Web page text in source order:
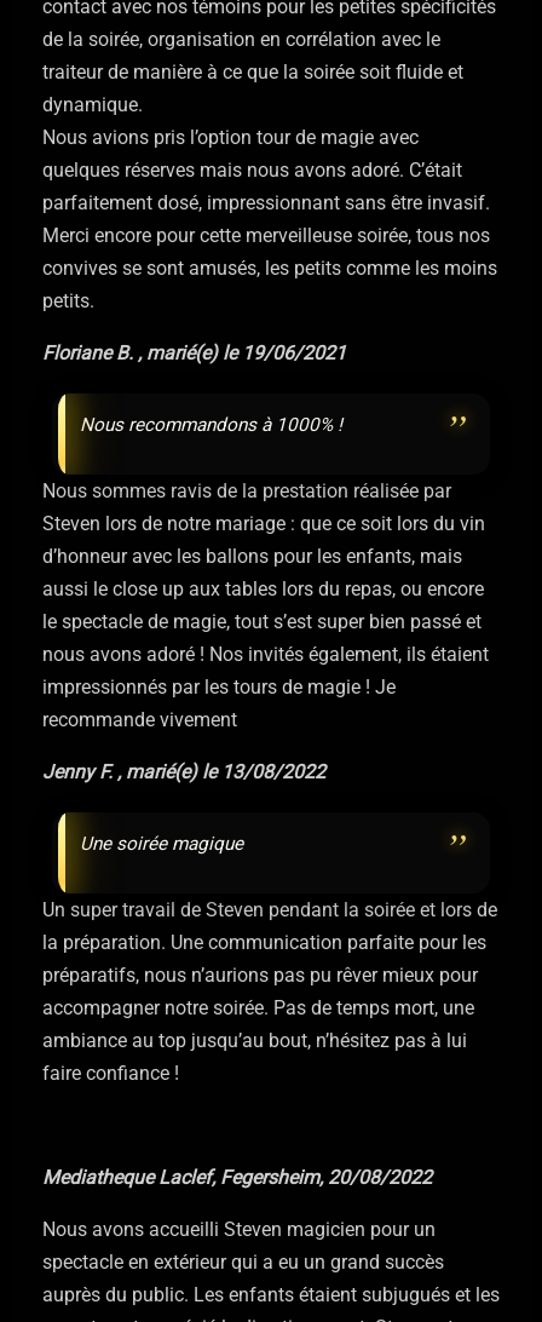
contact avec nos témoins pour les petites spécificités
de la soirée, organisation en corrélation avec le
traiteur de manière à ce que la soirée soit fluide et
dynamique.
Nous avions pris l’option tour de magie avec
quelques réserves mais nous avons adoré. C’était
parfaitement dosé, impressionnant sans être invasif.
Merci encore pour cette merveilleuse soirée, tous nos
convives se sont amusés, les petits comme les moins
petits.
Floriane B. , marié(e) le 19/06/2021
Nous recommandons à 1000% !
Nous sommes ravis de la prestation réalisée par
Steven lors de notre mariage : que ce soit lors du vin
d’honneur avec les ballons pour les enfants, mais
aussi le close up aux tables lors du repas, ou encore
le spectacle de magie, tout s’est super bien passé et
nous avons adoré ! Nos invités également, ils étaient
impressionnés par les tours de magie ! Je
recommande vivement
Jenny F. , marié(e) le 13/08/2022
Une soirée magique
Un super travail de Steven pendant la soirée et lors de
la préparation. Une communication parfaite pour les
préparatifs, nous n’aurions pas pu rêver mieux pour
accompagner notre soirée. Pas de temps mort, une
ambiance au top jusqu’au bout, n’hésitez pas à lui
faire confiance !
Mediatheque Laclef, Fegersheim, 20/08/2022
Nous avons accueilli Steven magicien pour un
spectacle en extérieur qui a eu un grand succès
auprès du public. Les enfants étaient subjugués et les